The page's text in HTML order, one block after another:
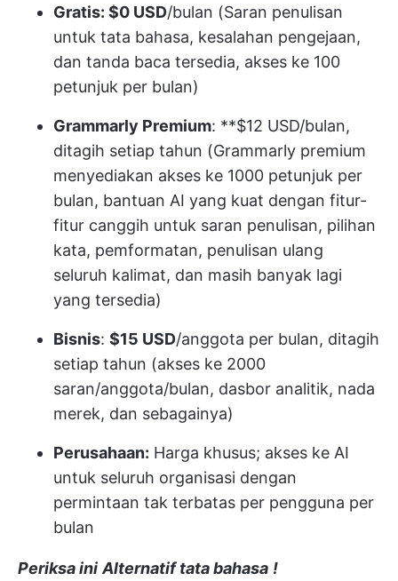
Gratis: $0 USD/bulan (Saran penulisan
untuk tata bahasa, kesalahan pengejaan,
dan tanda baca tersedia, akses ke 100
petunjuk per bulan)
Grammarly Premium: **$12 USD/bulan,
ditagih setiap tahun (Grammarly premium
menyediakan akses ke 1000 petunjuk per
bulan, bantuan AI yang kuat dengan fitur-
fitur canggih untuk saran penulisan, pilihan
kata, pemformatan, penulisan ulang
seluruh kalimat, dan masih banyak lagi
yang tersedia)
Bisnis: $15 USD/anggota per bulan, ditagih
setiap tahun (akses ke 2000
saran/anggota/bulan, dasbor analitik, nada
merek, dan sebagainya)
Perusahaan: Harga khusus; akses ke AI
untuk seluruh organisasi dengan
permintaan tak terbatas per pengguna per
bulan
Periksa ini Alternatif tata bahasa !